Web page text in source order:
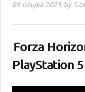
09 ožujka 2025 by
Forza
PlayStation 5